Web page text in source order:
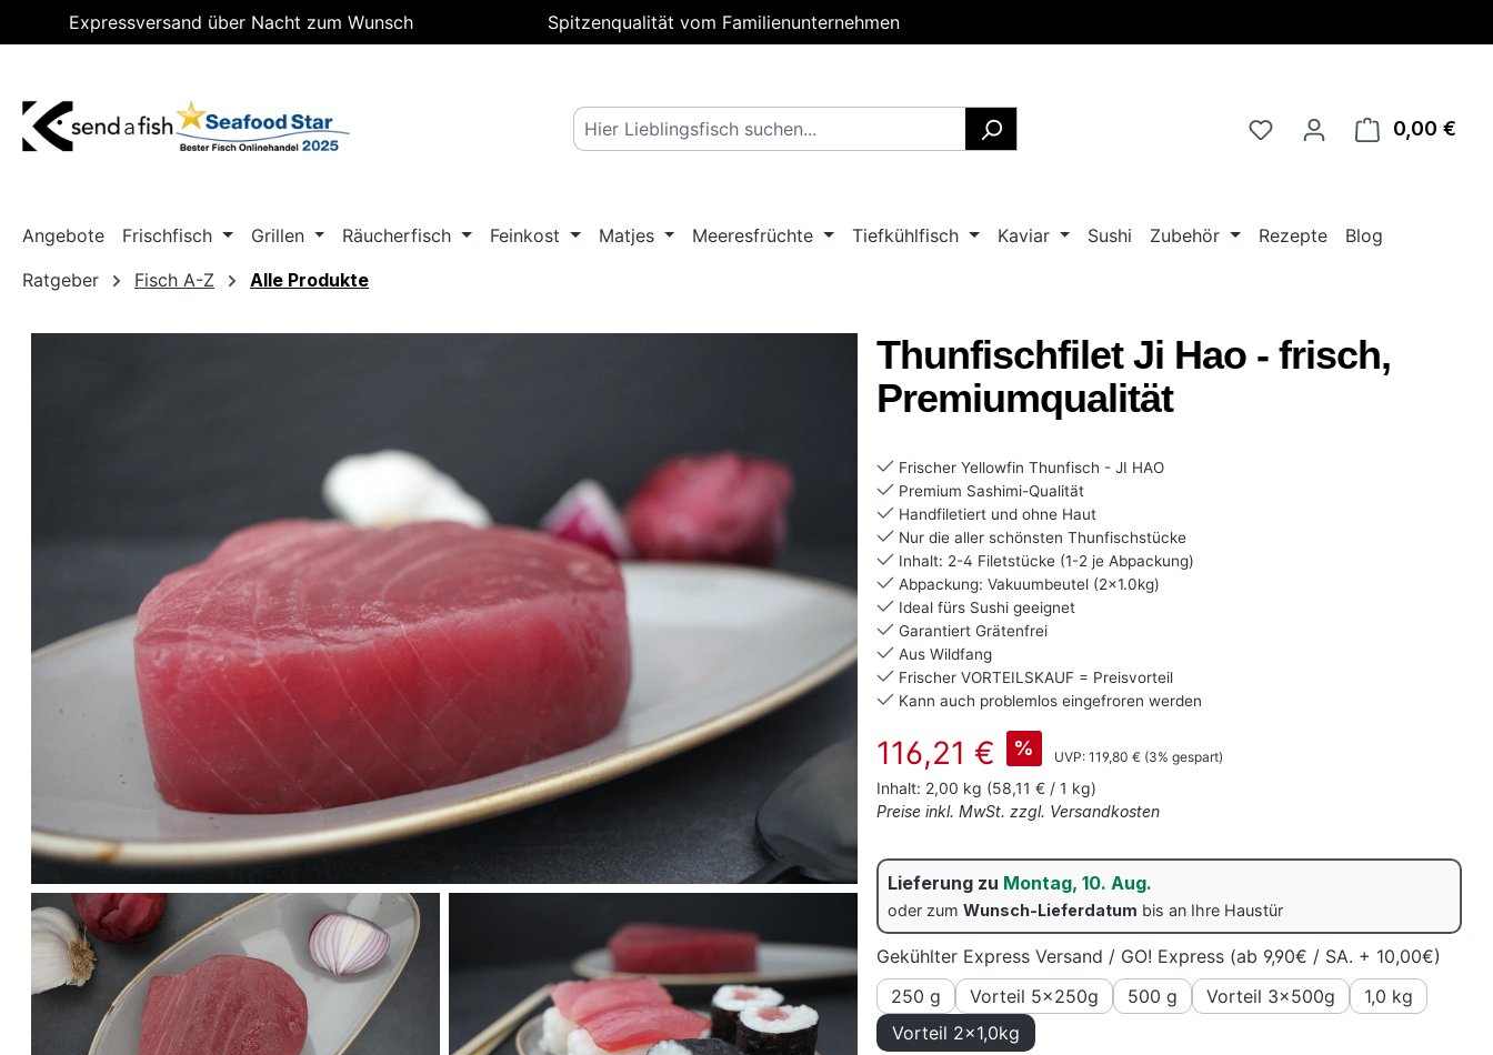
Hauptinhalt springen
Zur Suche springen
Zur Hauptnavigation springen
Expressversand über Nacht zum Wunsch
Spitzenqualität vom Familienunternehmen
0,00 €
Angebote Frischfisch Grillen Räucherfisch Feinkost Matjes Meeresfrüchte Tiefkühlfisch Kaviar Sushi Zubehör Rezepte
Blog
Ratgeber
Fisch A-Z Alle Produkte
Thunfischfilet Ji Hao - frisch,
Premiumqualität
Frischer Yellowfin Thunfisch - JI HAO
Premium Sashimi-Qualität
Handfiletiert und ohne Haut
Nur die aller schönsten Thunfischstücke
Inhalt: 2-4 Filetstücke (1-2 je Abpackung)
Abpackung: Vakuumbeutel (2x1.0kg)
Ideal fürs Sushi geeignet
Garantiert Grätenfrei
Aus Wildfang
Frischer VORTEILSKAUF = Preisvorteil
Kann auch problemlos eingefroren werden
Verkaufspreis:
116,21 € % UVP: Regulärer Preis:
119,80 € (3% gespart)
Inhalt: 2,00 kg (58,11 € / 1 kg)
Preise inkl. MwSt. zzgl. Versandkosten
Lieferung zu Montag, 10. Aug.
oder zum Wunsch-Lieferdatum bis an Ihre Haustür
Gekühlter Express Versand / GO! Express (ab 9,90€ / SA. + 10,00€)
250 g
Vorteil 5x250g 500 g Vorteil 3x500g
1,0 kg
Vorteil 2x1,0kg